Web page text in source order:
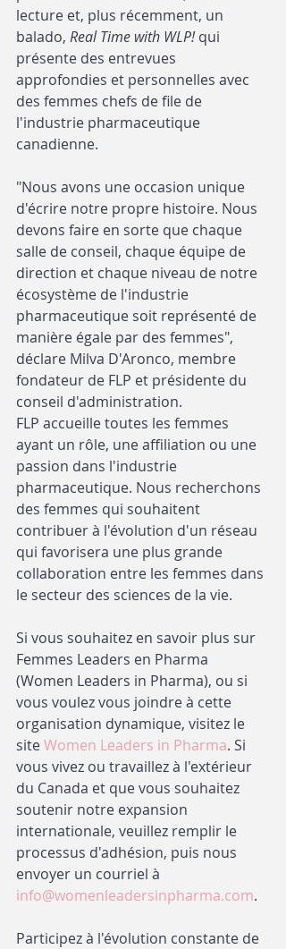
lecture et, plus récemment, un
balado, Real Time with WLP! qui
présente des entrevues
approfondies et personnelles avec
des femmes chefs de file de
l'industrie pharmaceutique
canadienne.
"Nous avons une occasion unique
d'écrire notre propre histoire. Nous
devons faire en sorte que chaque
salle de conseil, chaque équipe de
direction et chaque niveau de notre
écosystème de l'industrie
pharmaceutique soit représenté de
manière égale par des femmes",
déclare Milva D'Aronco, membre
fondateur de FLP et présidente du
conseil d'administration.
FLP accueille toutes les femmes
ayant un rôle, une affiliation ou une
passion dans l'industrie
pharmaceutique. Nous recherchons
des femmes qui souhaitent
contribuer à l'évolution d'un réseau
qui favorisera une plus grande
collaboration entre les femmes dans
le secteur des sciences de la vie.
Si vous souhaitez en savoir plus sur
Femmes Leaders en Pharma
(Women Leaders in Pharma), ou si
vous voulez vous joindre à cette
organisation dynamique, visitez le
site Women Leaders in Pharma. Si
vous vivez ou travaillez à l'extérieur
du Canada et que vous souhaitez
soutenir notre expansion
internationale, veuillez remplir le
processus d'adhésion, puis nous
envoyer un courriel à
info@womenleadersinpharma.com.
Participez à l'évolution constante de